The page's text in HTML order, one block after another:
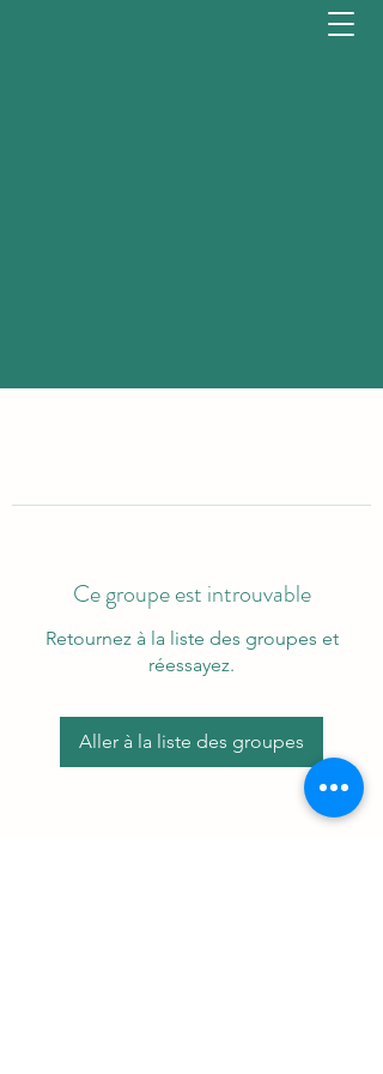
Ce groupe est introuvable
Retournez à la liste des groupes et
réessayez.
Aller à la liste des groupes